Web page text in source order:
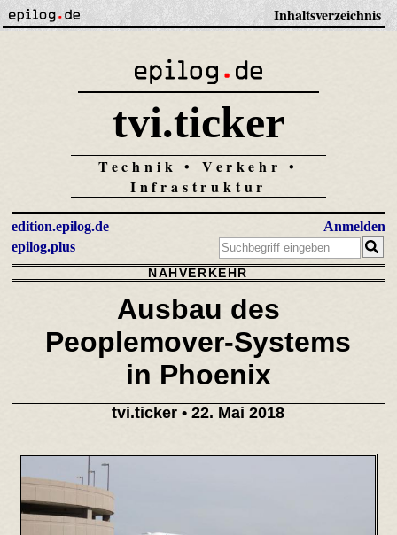
Inhaltsverzeichnis
tvi.ticker
Technik • Verkehr •
Infrastruktur
edition.epilog.de
epilog.plus
Anmelden
NAHVERKEHR
Ausbau des
Peoplemover-Systems
in Phoenix
tvi.ticker • 22. Mai 2018